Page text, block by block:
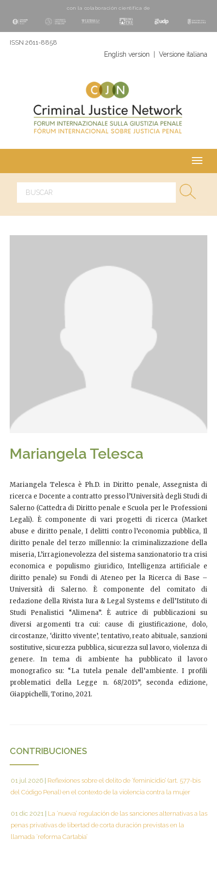
con la colaboración cientí­fica de
ISSN 2611-8858
English version Versione italiana
Mariangela Telesca
Mariangela Telesca è Ph.D. in Diritto penale, Assegnista di
ricerca e Docente a contratto presso l’Università degli Studi di
Salerno (Cattedra di Diritto penale e Scuola per le Professioni
Legali). È componente di vari progetti di ricerca (Market
abuse e diritto penale, I delitti contro l’economia pubblica, Il
diritto penale del terzo millennio: la criminalizzazione della
miseria, L’irragionevolezza del sistema sanzionatorio tra crisi
economica e populismo giuridico, Intelligenza artificiale e
diritto penale) su Fondi di Ateneo per la Ricerca di Base –
Università di Salerno. È componente del comitato di
redazione della Rivista Iura & Legal Systems e dell’Istituto di
Studi Penalistici “Alimena”. È autrice di pubblicazioni su
diversi argomenti tra cui: cause di giustificazione, dolo,
circostanze, ‘diritto vivente’, tentativo, reato abituale, sanzioni
sostitutive, sicurezza pubblica, sicurezza sul lavoro, violenza di
genere. In tema di ambiente ha pubblicato il lavoro
monografico su: “La tutela penale dell’ambiente. I profili
problematici della Legge n. 68/2015”, seconda edizione,
Giappichelli, Torino, 2021.
CONTRIBUCIONES
01 jul 2026
Reflexiones sobre el delito de ‘feminicidio’ (art. 577-bis
del Código Penal) en el contexto de la violencia contra la mujer
01 dic 2021
La ‘nueva’ regulación de las sanciones alternativas a las
penas privativas de libertad de corta duración previstas en la
llamada ‘reforma Cartabia’